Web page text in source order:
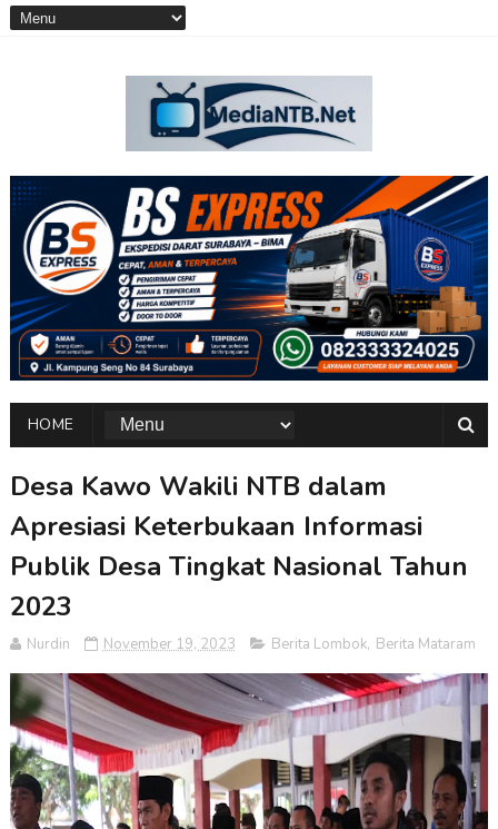
HOME
Desa Kawo Wakili NTB dalam
Apresiasi Keterbukaan Informasi
Publik Desa Tingkat Nasional Tahun
2023
Nurdin November 19, 2023 Berita Lombok, Berita Mataram